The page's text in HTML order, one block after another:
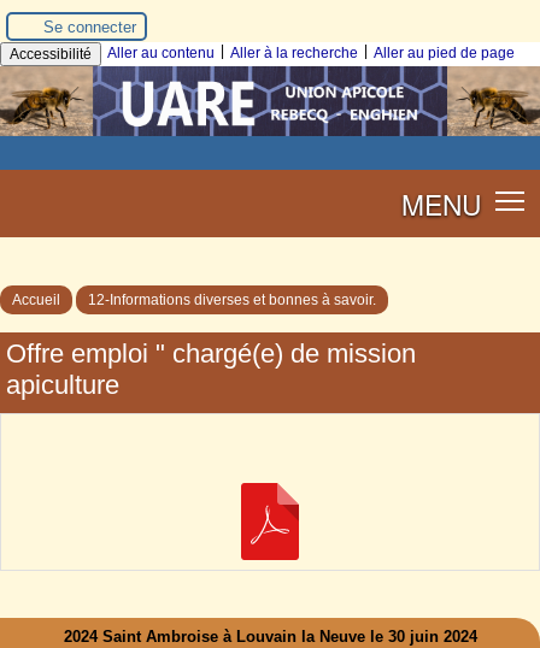
Se connecter
Accessibilité Aller au contenu Aller à la recherche Aller au pied de page
MENU
Accueil 12-Informations diverses et bonnes à savoir.
Offre emploi " chargé(e) de mission
apiculture
2024 Saint Ambroise à Louvain la Neuve le 30 juin 2024